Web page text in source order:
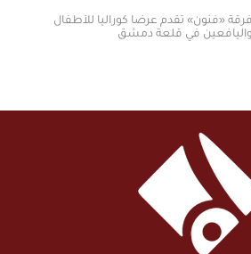
عرضاً كورالياً للأطفال
قلعة دمشق